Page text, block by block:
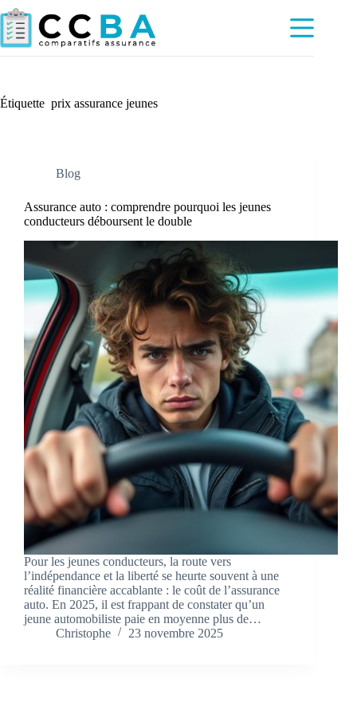
Passer
au
contenu
Étiquette prix assurance jeunes
Blog
Assurance auto : comprendre pourquoi les jeunes
conducteurs déboursent le double
Pour les jeunes conducteurs, la route vers
l’indépendance et la liberté se heurte souvent à une
réalité financière accablante : le coût de l’assurance
auto. En 2025, il est frappant de constater qu’un
jeune automobiliste paie en moyenne plus de…
Christophe
23 novembre 2025